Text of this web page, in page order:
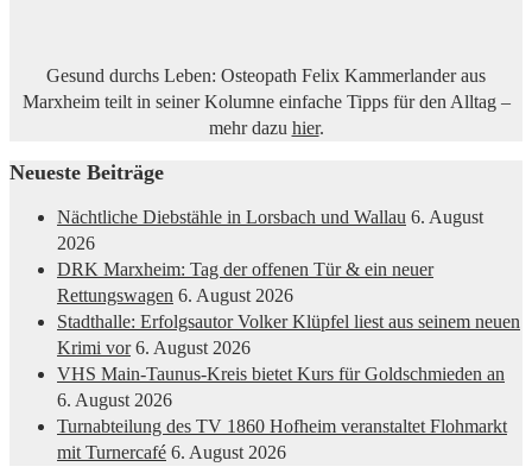
Gesund durchs Leben: Osteopath Felix Kammerlander aus
Marxheim teilt in seiner Kolumne einfache Tipps für den Alltag –
mehr dazu hier.
Neueste Beiträge
Nächtliche Diebstähle in Lorsbach und Wallau 6. August
2026
DRK Marxheim: Tag der offenen Tür & ein neuer
Rettungswagen 6. August 2026
Stadthalle: Erfolgsautor Volker Klüpfel liest aus seinem neuen
Krimi vor 6. August 2026
VHS Main-Taunus-Kreis bietet Kurs für Goldschmieden an
6. August 2026
Turnabteilung des TV 1860 Hofheim veranstaltet Flohmarkt
mit Turnercafé 6. August 2026